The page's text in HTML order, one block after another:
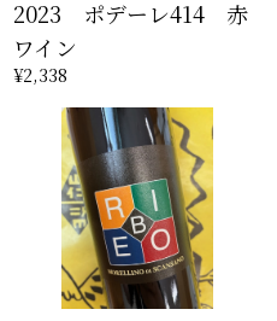
2023 ポデーレ414 赤
ワイン
¥2,338